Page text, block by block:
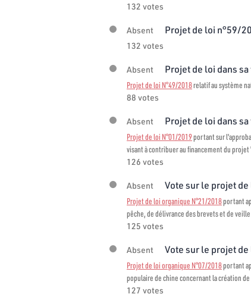
132 votes
Absent Projet de loi n°59/
132 votes
Absent Projet de loi dans
Projet de loi N°49/2018relatif au système
88 votes
Absent Projet de loi dans
Projet de loi N°01/2019portant sur
visant à contribuer au financement du
126 votes
Absent Vote sur le projet
Projet de loi organique N°21/2018portant
pêche, de délivrance des brevets et de veille
125 votes
Absent Vote sur le projet
Projet de loi organique N°07/2018portant
populaire de chine concernant la création
127 votes